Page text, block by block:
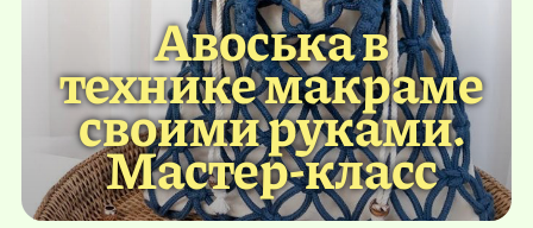
Авоська в
технике макраме
своими руками.
Мастер-класс